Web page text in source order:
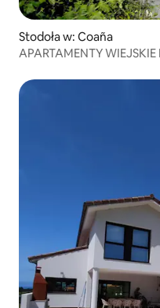
Stodoła w: Coaña
APARTAMENTY